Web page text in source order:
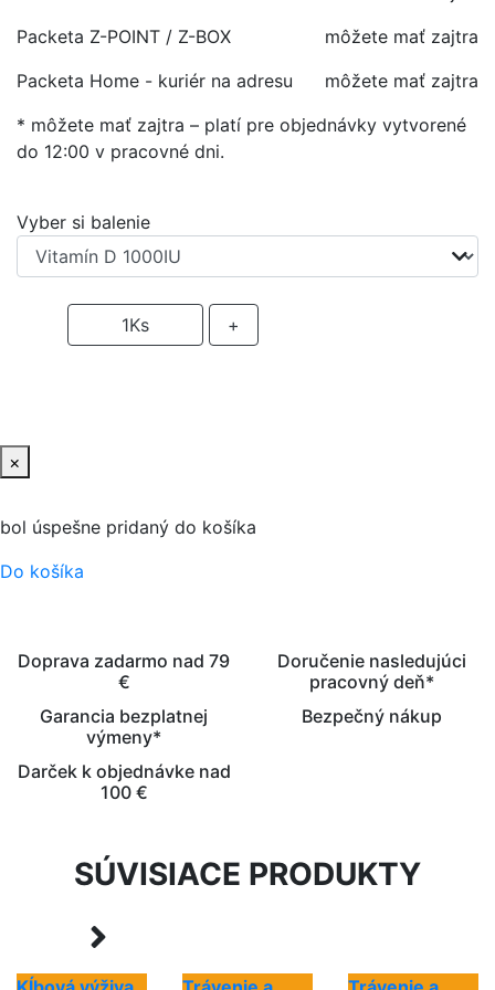
Packeta Z-POINT / Z-BOX
môžete mať zajtra
Packeta Home - kuriér na adresu
môžete mať zajtra
* môžete mať zajtra – platí pre objednávky vytvorené
do 12:00 v pracovné dni.
Vyber si balenie
1Ks +
×
bol úspešne pridaný do košíka
Do košíka
Doprava zadarmo nad 79
€
Doručenie nasledujúci
pracovný deň*
Garancia bezplatnej
výmeny*
Bezpečný nákup
Darček k objednávke nad
100 €
SÚVISIACE PRODUKTY